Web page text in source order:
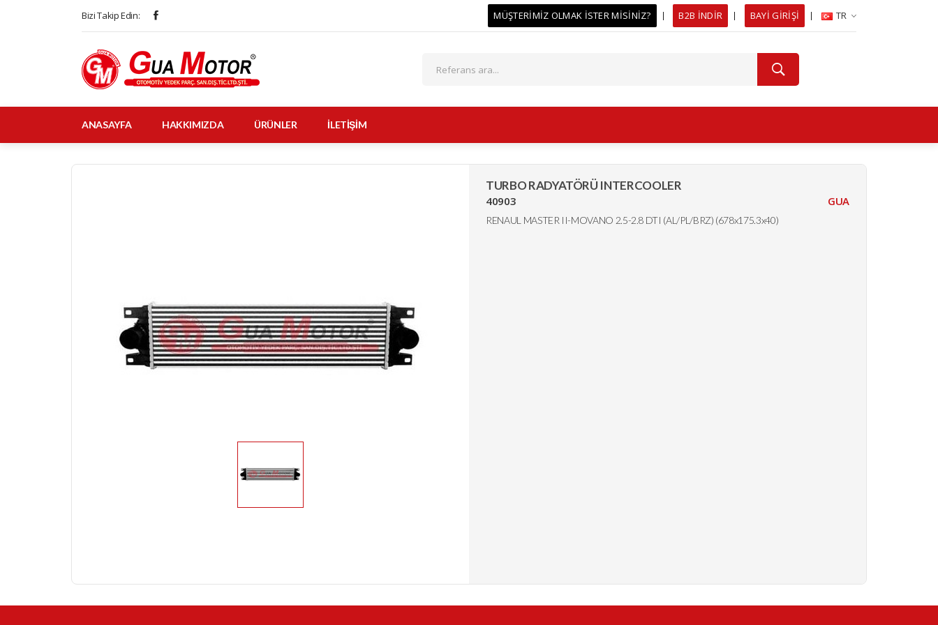
Bizi Takip Edin: MÜŞTERİMİZ OLMAK İSTER MİSİNİZ? B2B İNDİR BAYİ GİRİŞİ TR
ANASAYFA HAKKIMIZDA ÜRÜNLER İLETİŞİM
TURBO RADYATÖRÜ INTERCOOLER
40903 GUA
RENAUL MASTER II-MOVANO 2.5-2.8 DTI (AL/PL/BRZ) (678x175.3x40)